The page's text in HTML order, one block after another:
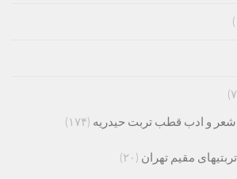
و ادب قطب تربت حیدریه (۱۷۴)
مقیم تهران (۲۰)